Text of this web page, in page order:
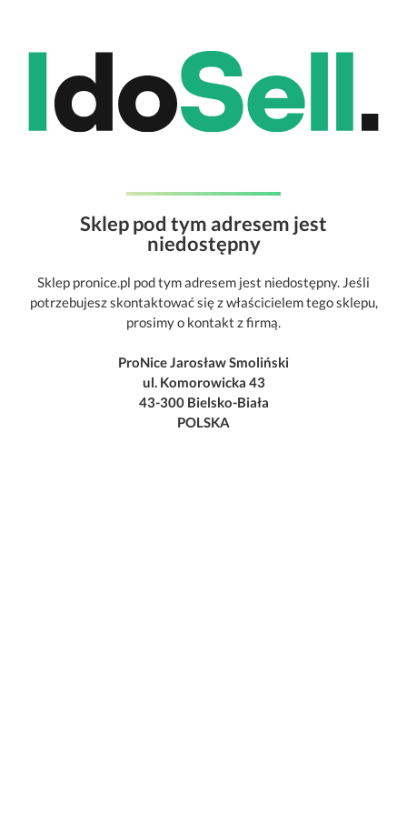
Sklep pod tym adresem jest
niedostępny
Sklep pronice.pl pod tym adresem jest niedostępny. Jeśli
potrzebujesz skontaktować się z właścicielem tego sklepu,
prosimy o kontakt z firmą.
ProNice Jarosław Smoliński
ul. Komorowicka 43
43-300 Bielsko-Biała
POLSKA